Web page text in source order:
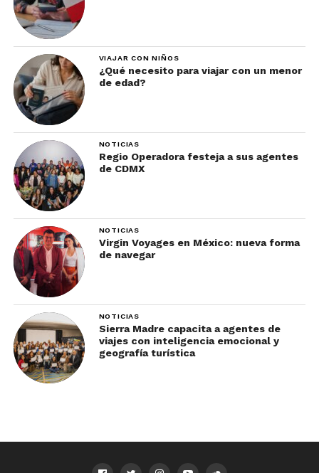
VIAJAR CON NIÑOS
¿Qué necesito para viajar con un menor
de edad?
NOTICIAS
Regio Operadora festeja a sus agentes
de CDMX
NOTICIAS
Virgin Voyages en México: nueva forma
de navegar
NOTICIAS
Sierra Madre capacita a agentes de
viajes con inteligencia emocional y
geografía turística